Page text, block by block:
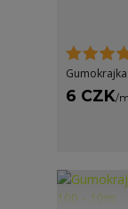
6 CZK/